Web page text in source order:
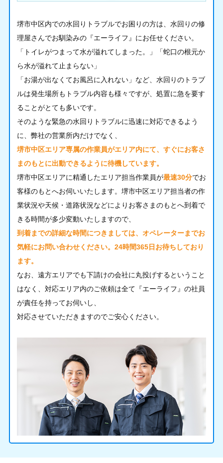
堺市中区内での水回りトラブルでお困りの方は、水回りの修
理屋さんでお馴染みの『エーライフ』にお任せください。
「トイレがつまって水が溢れてしまった。」「蛇口の根元か
ら水が溢れて止まらない」
「お湯が出なくてお風呂に入れない」など、水回りのトラブ
ルは発生場所もトラブル内容も様々ですが、処置に急を要す
ることがとても多いです。
そのような緊急の水回りトラブルに迅速に対応できるよう
に、弊社の営業所内だけでなく、
堺市中区エリア専属の作業員がエリア内にて、すぐにお客さ
まのもとに出動できるように待機しています。
堺市中区エリアに精通したエリア担当作業員が最速30分でお
客様のもとへお伺いいたします。堺市中区エリア担当者の作
業状況や天候・道路状況などによりお客さまのもとへ到着で
きる時間が多少変動いたしますので、
到着までの詳細な時間につきましては、オペレーターまでお
気軽にお問い合わせください。24時間365日お待ちしており
ます。
なお、遠方エリアでも下請けの会社に丸投げするということ
はなく、対応エリア内のご依頼は全て『エーライフ』の社員
が責任を持ってお伺いし、
対応させていただきますのでご安心ください。